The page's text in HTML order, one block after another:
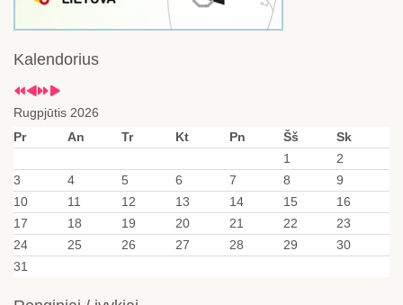
Kalendorius
Rugpjūtis 2026
Pr
An Tr Kt Pn Šš
Sk
1
2
3
4 5 6 7 8
9
10
11 12 13 14 15
16
17
18 19 20 21 22
23
24
25 26 27 28 29
30
31